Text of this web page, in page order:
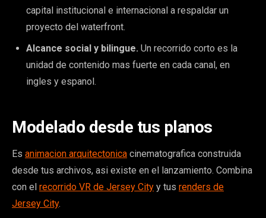
capital institucional e internacional a respaldar un
proyecto del waterfront.
Alcance social y bilingue. Un recorrido corto es la
unidad de contenido mas fuerte en cada canal, en
ingles y espanol.
Modelado desde tus planos
Es animacion arquitectonica cinematografica construida
desde tus archivos, asi existe en el lanzamiento. Combina
con el recorrido VR de Jersey City y tus renders de
Jersey City.